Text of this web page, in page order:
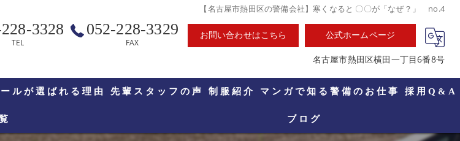
【名古屋市熱田区の警備会社】寒くなると 〇〇が「なぜ？」 no.4
3328
TEL
052-228-3329
FAX
お問い合わせはこちら 公式ホームページ
名古屋市熱田区横田一丁目6番8号
ルが選ばれる理由 先輩スタッフの声 制服紹介 マンガで知る警備のお仕事 採用Q&A
ブログ